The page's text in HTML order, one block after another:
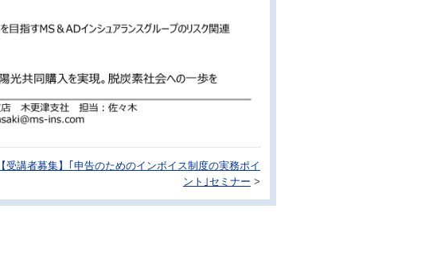
【受講者募集】｢申告のためのインボイス制度の実務ポイ
ント｣セミナー >